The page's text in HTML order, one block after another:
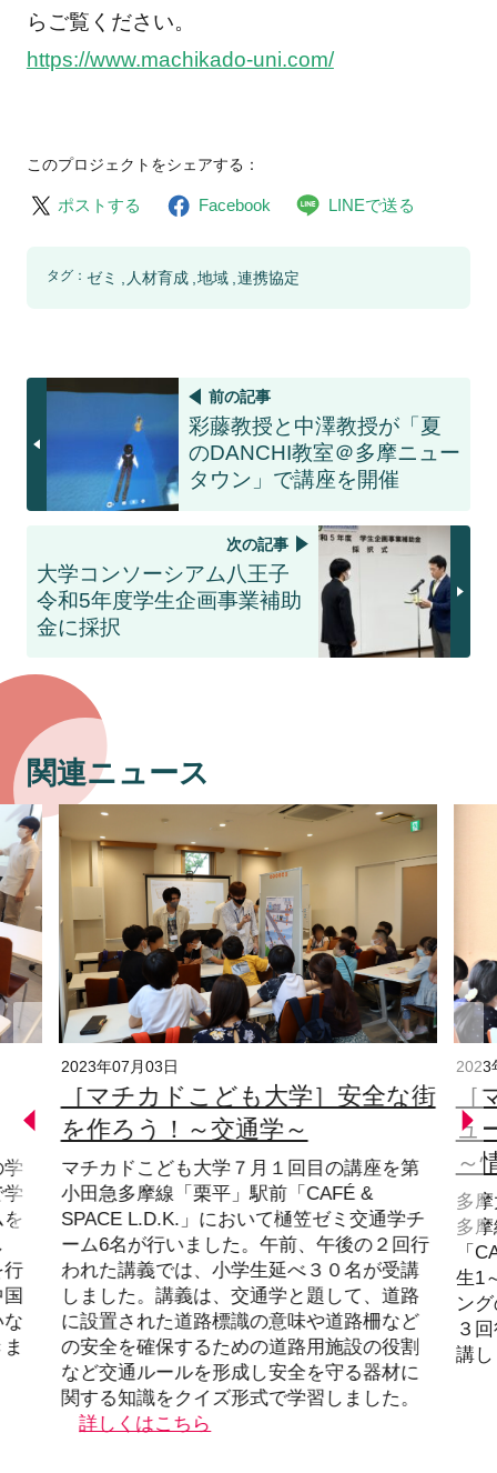
らご覧ください。
https://www.machikado-uni.com/
このプロジェクトをシェアする：
ポストする Facebook LINEで送る
タグ： ゼミ 人材育成 地域 連携協定
前の記事
彩藤教授と中澤教授が「夏
のDANCHI教室＠多摩ニュー
タウン」で講座を開催
次の記事
大学コンソーシアム八王子
令和5年度学生企画事業補助
金に採択
関連ニュース
行
2023年07月03日
［マチカドこども大学］安全な街
を作ろう！～交通学～
マチカドこども大学７月１回目の講座を第
小田急多摩線「栗平」駅前「CAFÉ &
SPACE L.D.K.」において樋笠ゼミ交通学チ
ーム6名が行いました。午前、午後の２回行
われた講義では、小学生延べ３０名が受講
しました。講義は、交通学と題して、道路
に設置された道路標識の意味や道路柵など
の安全を確保するための道路用施設の役割
など交通ルールを形成し安全を守る器材に
関する知識をクイズ形式で学習しました。
詳しくはこちら
2023
ュ
～
多
多
「
生1
ン
３
講